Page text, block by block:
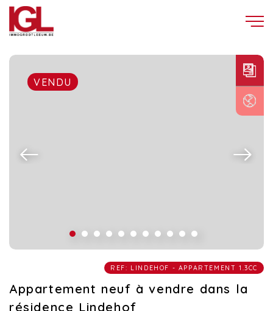
VENDU
REF: LINDEHOF - APPARTEMENT 1.3CC
Appartement neuf à vendre dans la
résidence Lindehof